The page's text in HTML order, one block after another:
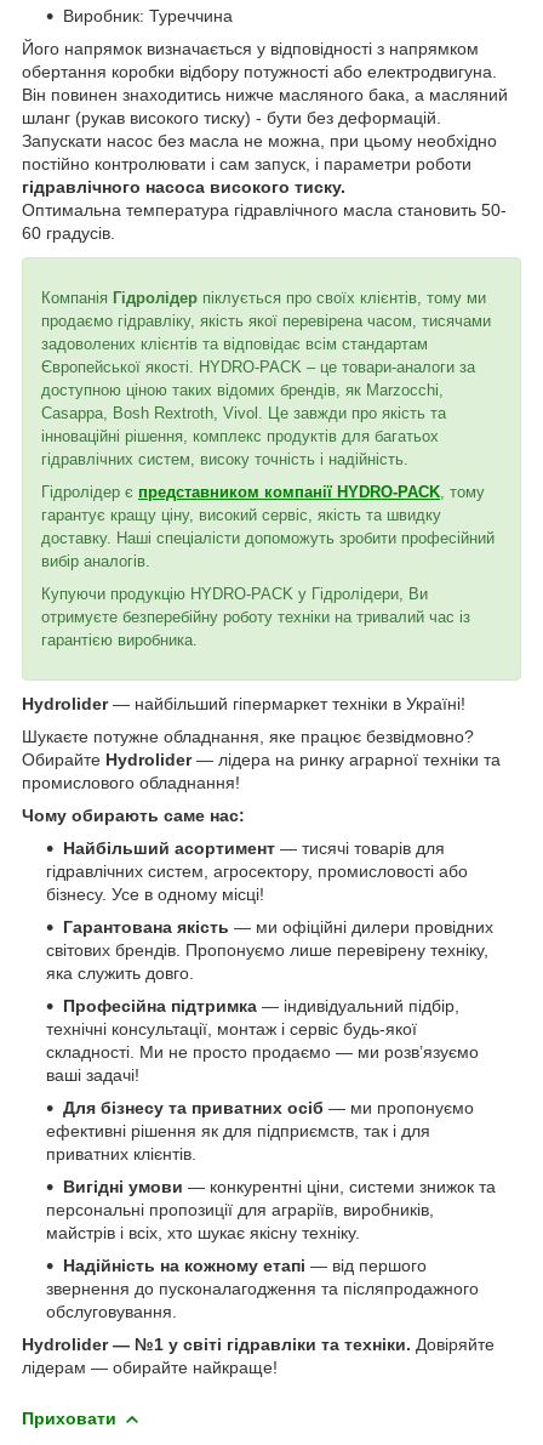
Виробник: Туреччина
Його напрямок визначається у відповідності з напрямком
обертання коробки відбору потужності або електродвигуна.
Він повинен знаходитись нижче масляного бака, а масляний
шланг (рукав високого тиску) - бути без деформацій.
Запускати насос без масла не можна, при цьому необхідно
постійно контролювати і сам запуск, і параметри роботи
гідравлічного насоса високого тиску.
Оптимальна температура гідравлічного масла становить 50-
60 градусів.
Компанія Гідролідер піклується про своїх клієнтів, тому ми
продаємо гідравліку, якість якої перевірена часом, тисячами
задоволених клієнтів та відповідає всім стандартам
Європейської якості. HYDRO-PACK – це товари-аналоги за
доступною ціною таких відомих брендів, як Marzocchi,
Casappa, Bosh Rextroth, Vivol. Це завжди про якість та
інноваційні рішення, комплекс продуктів для багатьох
гідравлічних систем, високу точність і надійність.
Гідролідер є представником компанії HYDRO-PACK , тому
гарантує кращу ціну, високий сервіс, якість та швидку
доставку. Наші спеціалісти допоможуть зробити професійний
вибір аналогів.
Купуючи продукцію HYDRO-PACK у Гідролідери, Ви
отримуєте безперебійну роботу техніки на тривалий час із
гарантією виробника.
Hydrolider— найбільший гіпермаркет техніки в Україні!
Шукаєте потужне обладнання, яке працює безвідмовно?
Обирайте Hydrolider— лідера на ринку аграрної техніки та
промислового обладнання!
Чому обирають саме нас:
Найбільший асортимент — тисячі товарів для
гідравлічних систем, агросектору, промисловості або
бізнесу. Усе в одному місці!
Гарантована якість — ми офіційні дилери провідних
світових брендів. Пропонуємо лише перевірену техніку,
яка служить довго.
Професійна підтримка — індивідуальний підбір,
технічні консультації, монтаж і сервіс будь-якої
складності. Ми не просто продаємо — ми розв’язуємо
ваші задачі!
Для бізнесу та приватних осіб — ми пропонуємо
ефективні рішення як для підприємств, так і для
приватних клієнтів.
Вигідні умови — конкурентні ціни, системи знижок та
персональні пропозиції для аграріїв, виробників,
майстрів і всіх, хто шукає якісну техніку.
Надійність на кожному етапі — від першого
звернення до пусконалагодження та післяпродажного
обслуговування.
Hydrolider — №1 у світі гідравліки та техніки. Довіряйте
лідерам — обирайте найкраще!
Приховати